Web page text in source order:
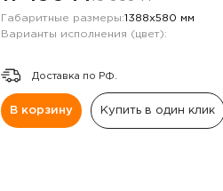
Габаритные размеры:1388х580 мм
Варианты исполнения (цвет):
Доставка по РФ.
В корзину Купить в один клик